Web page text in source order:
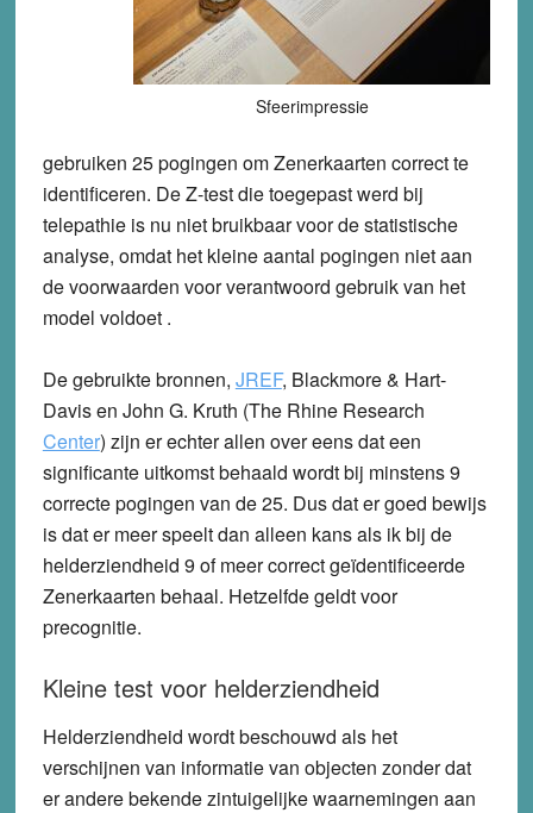
Sfeerimpressie
gebruiken 25 pogingen om Zenerkaarten correct te
identificeren. De Z-test die toegepast werd bij
telepathie is nu niet bruikbaar voor de statistische
analyse, omdat het kleine aantal pogingen niet aan
de voorwaarden voor verantwoord gebruik van het
model voldoet .
De gebruikte bronnen, JREF, Blackmore & Hart-
Davis en John G. Kruth (The Rhine Research
Center) zijn er echter allen over eens dat een
significante uitkomst behaald wordt bij minstens 9
correcte pogingen van de 25. Dus dat er goed bewijs
is dat er meer speelt dan alleen kans als ik bij de
helderziendheid 9 of meer correct geïdentificeerde
Zenerkaarten behaal. Hetzelfde geldt voor
precognitie.
Kleine test voor helderziendheid
Helderziendheid wordt beschouwd als het
verschijnen van informatie van objecten zonder dat
er andere bekende zintuigelijke waarnemingen aan